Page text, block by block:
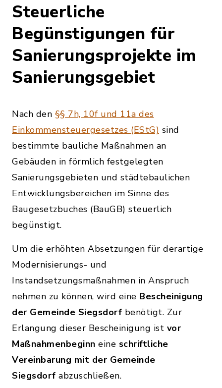
Steuerliche
Begünstigungen für
Sanierungsprojekte im
Sanierungsgebiet
Nach den §§ 7h, 10f und 11a des
Einkommensteuergesetzes (EStG) sind
bestimmte bauliche Maßnahmen an
Gebäuden in förmlich festgelegten
Sanierungsgebieten und städtebaulichen
Entwicklungsbereichen im Sinne des
Baugesetzbuches (BauGB) steuerlich
begünstigt.
Um die erhöhten Absetzungen für derartige
Modernisierungs- und
Instandsetzungsmaßnahmen in Anspruch
nehmen zu können, wird eine Bescheinigung
der Gemeinde Siegsdorf benötigt. Zur
Erlangung dieser Bescheinigung ist vor
Maßnahmenbeginn eine schriftliche
Vereinbarung mit der Gemeinde
Siegsdorf abzuschließen.